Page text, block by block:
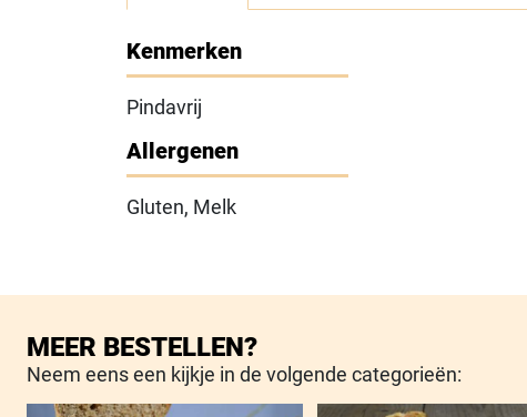
Kenmerken
Pindavrij
Allergenen
Gluten, Melk
MEER BESTELLEN?
Neem eens een kijkje in de volgende categorieën: